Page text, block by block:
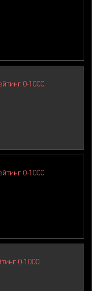
0-1000
0-1000
0-1000